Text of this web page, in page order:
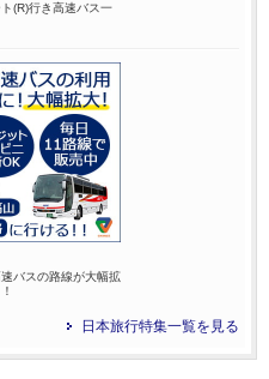
(R)行き高速バス一
バスの路線が大幅拡
日本旅行特集一覧を見る